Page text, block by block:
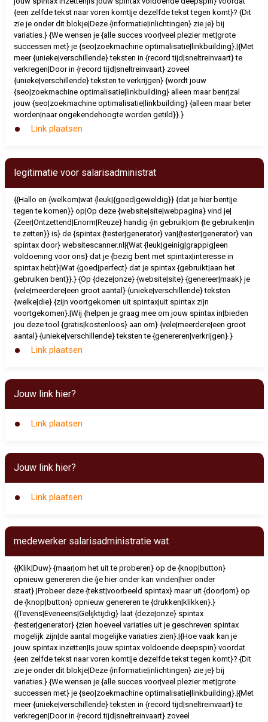
{een zelfde tekst naar voren komt|je dezelfde tekst tegen komt}? {Dit
zie je onder dit blokje|Deze {informatie|inlichtingen} zie je} bij
variaties.} {We wensen je {alle succes voor|veel plezier met|grote
successen met} je {seo|zoekmachine optimalisatie|linkbuilding}.|{Met
meer {unieke|verschillende} teksten in {record tijd|sneltreinvaart} te
verkregen|Door in {record tijd|sneltreinvaart} zoveel
{unieke|verschillende} teksten te verkrijgen} {wordt jouw
{seo|zoekmachine optimalisatie|linkbuilding} alleen maar benr|zal
jouw {seo|zoekmachine optimalisatie|linkbuilding} {alleen maar beter
worden|naar ongekendehoogte worden getild}}.}
Link plaatsen
legitimatie voor salarisadministrat
{{Hallo en {welkom|wat {leuk|{goed|geweldig}} {dat je hier bent|je
tegen te komen}} op|Op deze {website|site|webpagina} vind je|
{Zeer|Ontzettend|Enorm|Reuze} handig {in gebruik|om {te gebruiken|in
te zetten}} is} de {spintax {tester|generator} van|{tester|generator} van
spintax door} websitescanner.nl|{Wat {leuk|geinig|grappig|een
voldoening voor ons} dat je {bezig bent met spintax|interesse in
spintax hebt}|Wat {goed|perfect} dat je spintax {gebruikt|aan het
gebruiken bent}}.} {Op {deze|onze} {website|site} {genereer|maak} je
{vele|meerdere|een groot aantal} {unieke|verschillende} teksten
{welke|die} {zijn voortgekomen uit spintax|uit spintax zijn
voortgekomen}.|Wij {helpen je graag mee om jouw spintax in|bieden
jou deze tool {gratis|kostenloos} aan om} {vele|meerdere|een groot
aantal} {unieke|verschillende} teksten te {genereren|verkrijgen}.}
Link plaatsen
Jouw link hier?
Link plaatsen
Jouw link hier?
Link plaatsen
medewerker salarisadministratie wat
{{Klik|Duw} {maar|om het uit te proberen} op de {knop|button}
opnieuw genereren die {je hier onder kan vinden|hier onder
staat}.|Probeer deze {tekst|voorbeeld spintax} maar uit {door|om} op
de {knop|button} opnieuw genereren te {drukken|klikken}.}
{{Tevens|Eveneens|Gelijktijdig} laat {deze|onze} spintax
{tester|generator} {zien hoeveel variaties uit je geschreven spintax
mogelijk zijn|de aantal mogelijke variaties zien}.|{Hoe vaak kan je
jouw spintax inzetten|Is jouw spintax voldoende deepspin} voordat
{een zelfde tekst naar voren komt|je dezelfde tekst tegen komt}? {Dit
zie je onder dit blokje|Deze {informatie|inlichtingen} zie je} bij
variaties.} {We wensen je {alle succes voor|veel plezier met|grote
successen met} je {seo|zoekmachine optimalisatie|linkbuilding}.|{Met
meer {unieke|verschillende} teksten in {record tijd|sneltreinvaart} te
verkregen|Door in {record tijd|sneltreinvaart} zoveel